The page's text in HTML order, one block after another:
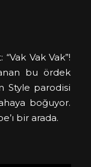
Vak Vak”!
bu ördek
Style parodisi
boğuyor.
bir arada.